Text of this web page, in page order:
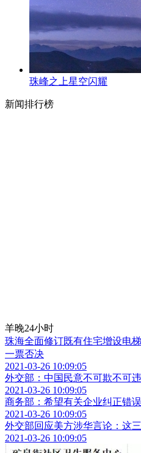
珠峰之上星空闪耀
新闻排行榜
羊晚24小时
珠海全面修订既有住宅增设电
一票否决
2021-03-26 10:09:05
外交部：中国民意不可欺不可违
2021-03-26 10:09:05
商务部：希望有关企业纠正错
2021-03-26 10:09:05
外交部回应美方涉华言论：这
2021-03-26 10:09:05